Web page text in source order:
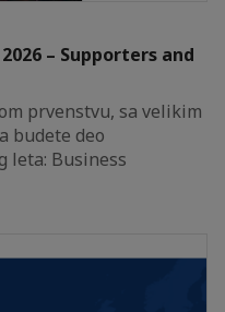
– Supporters and
prvenstvu, sa velikim
budete deo
leta: Business